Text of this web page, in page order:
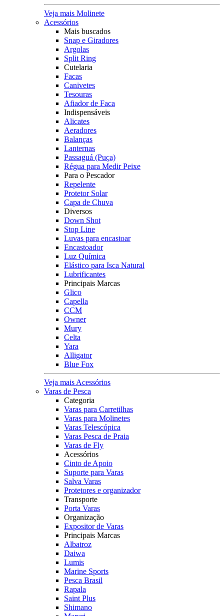
Veja mais Molinete
Acessórios
Mais buscados
Snap e Giradores
Argolas
Split Ring
Cutelaria
Facas
Canivetes
Tesouras
Afiador de Faca
Indispensáveis
Alicates
Aeradores
Balanças
Lanternas
Passaguá (Puça)
Régua para Medir Peixe
Para o Pescador
Repelente
Protetor Solar
Capa de Chuva
Diversos
Down Shot
Stop Line
Luvas para encastoar
Encastoador
Luz Química
Elástico para Isca Natural
Lubrificantes
Principais Marcas
Glico
Capella
CCM
Owner
Mury
Celta
Yara
Alligator
Blue Fox
Veja mais Acessórios
Varas de Pesca
Categoria
Varas para Carretilhas
Varas para Molinetes
Varas Telescópica
Varas Pesca de Praia
Varas de Fly
Acessórios
Cinto de Apoio
Suporte para Varas
Salva Varas
Protetores e organizador
Transporte
Porta Varas
Organização
Expositor de Varas
Principais Marcas
Albatroz
Daiwa
Lumis
Marine Sports
Pesca Brasil
Rapala
Saint Plus
Shimano